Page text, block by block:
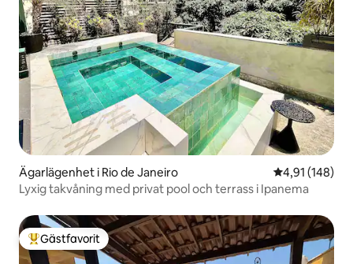
Ägarlägenhet i Rio de Janeiro 4,91 av 5 i
4,91 (148)
Lyxig takvåning med privat pool och terrass i Ipanema
Populär gästfavorit
Gästfavorit